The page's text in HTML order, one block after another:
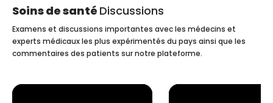
Soins de santé Discussions
Examens et discussions importantes avec les médecins et
experts médicaux les plus expérimentés du pays ainsi que les
commentaires des patients sur notre plateforme.